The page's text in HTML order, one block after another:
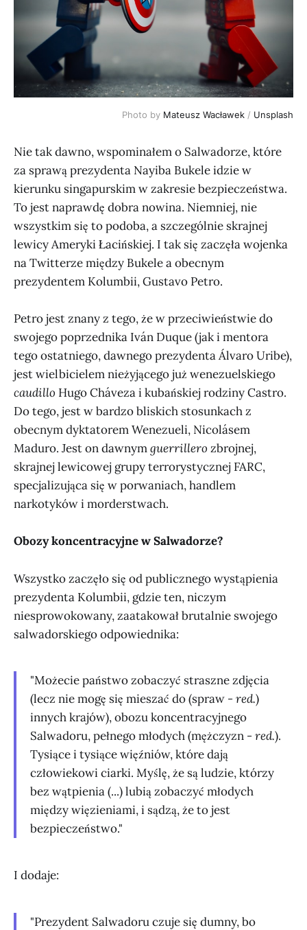
Photo by Mateusz Wacławek / Unsplash
Nie tak dawno, wspominałem o Salwadorze, które
za sprawą prezydenta Nayiba Bukele idzie w
kierunku singapurskim w zakresie bezpieczeństwa.
To jest naprawdę dobra nowina. Niemniej, nie
wszystkim się to podoba, a szczególnie skrajnej
lewicy Ameryki Łacińskiej. I tak się zaczęła wojenka
na Twitterze między Bukele a obecnym
prezydentem Kolumbii, Gustavo Petro.
Petro jest znany z tego, że w przeciwieństwie do
swojego poprzednika Iván Duque (jak i mentora
tego ostatniego, dawnego prezydenta Álvaro Uribe),
jest wielbicielem nieżyjącego już wenezuelskiego
caudillo Hugo Cháveza i kubańskiej rodziny Castro.
Do tego, jest w bardzo bliskich stosunkach z
obecnym dyktatorem Wenezueli, Nicolásem
Maduro. Jest on dawnymguerrillero zbrojnej,
skrajnej lewicowej grupy terrorystycznej FARC,
specjalizująca się w porwaniach, handlem
narkotyków i morderstwach.
Obozy koncentracyjne w Salwadorze?
Wszystko zaczęło się od publicznego wystąpienia
prezydenta Kolumbii, gdzie ten, niczym
niesprowokowany, zaatakował brutalnie swojego
salwadorskiego odpowiednika:
"Możecie państwo zobaczyć straszne zdjęcia
(lecz nie mogę się mieszać do (spraw - red.)
innych krajów), obozu koncentracyjnego
Salwadoru, pełnego młodych (mężczyzn - red.).
Tysiące i tysiące więźniów, które dają
człowiekowi ciarki. Myślę, że są ludzie, którzy
bez wątpienia (...) lubią zobaczyć młodych
między więzieniami, i sądzą, że to jest
bezpieczeństwo."
I dodaje:
"Prezydent Salwadoru czuje się dumny, bo